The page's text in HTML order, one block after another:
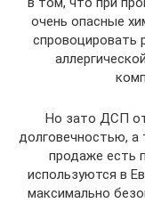
очень опасные
спровоцировать
Но зато ДСП
долговечностью, а
продаже есть
используются в
максимально